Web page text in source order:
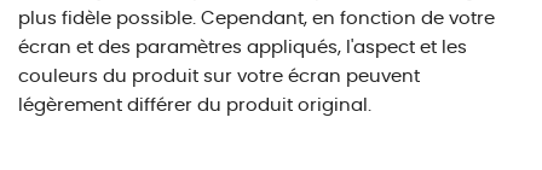
plus fidèle possible. Cependant, en fonction de votre
écran et des paramètres appliqués, l'aspect et les
couleurs du produit sur votre écran peuvent
légèrement différer du produit original.